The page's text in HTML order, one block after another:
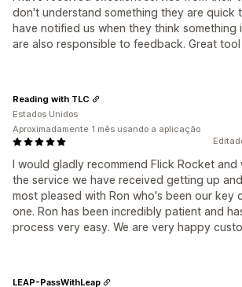
don't understand something they are quick
have notified us when they think something
are also responsible to feedback. Great
I would gladly recommend Flick Rocket
the service we have received getting up
most pleased with Ron who's been our key
one. Ron has been incredibly patient and
process very easy. We are very happy
Reading with TLC
Estados Unidos
Aproximadamente 1 mês usando a aplicação
LEAP-PassWithLeap